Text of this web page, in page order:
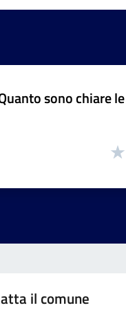
sono chiare
il comune